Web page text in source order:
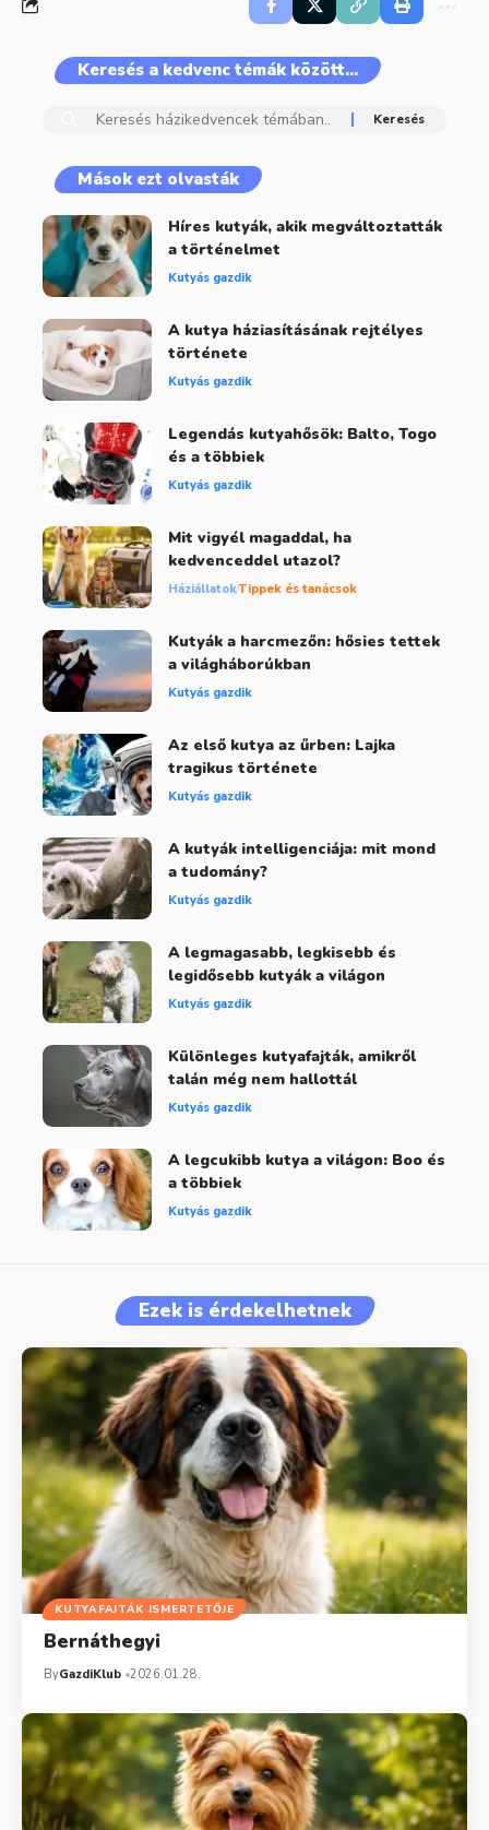
Keresés a kedvenc témák között…
Mások ezt olvasták
Híres kutyák, akik megváltoztatták
a történelmet
Kutyás gazdik
A kutya háziasításának rejtélyes
története
Kutyás gazdik
Legendás kutyahősök: Balto, Togo
és a többiek
Kutyás gazdik
Mit vigyél magaddal, ha
kedvenceddel utazol?
HáziállatokTippek és tanácsok
Kutyák a harcmezőn: hősies tettek
a világháborúkban
Kutyás gazdik
Az első kutya az űrben: Lajka
tragikus története
Kutyás gazdik
A kutyák intelligenciája: mit mond
a tudomány?
Kutyás gazdik
A legmagasabb, legkisebb és
legidősebb kutyák a világon
Kutyás gazdik
Különleges kutyafajták, amikről
talán még nem hallottál
Kutyás gazdik
A legcukibb kutya a világon: Boo és
a többiek
Kutyás gazdik
Ezek is érdekelhetnek
KUTYAFAJTÁK ISMERTETŐJE
Bernáthegyi
ByGazdiKlub 2026.01.28.